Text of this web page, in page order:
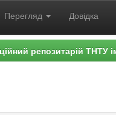
Перегляд Довідка
репозитарій ТНТУ